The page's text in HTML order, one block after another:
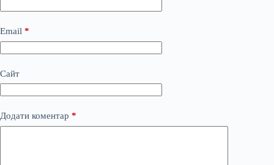
Email *
Сайт
Додати коментар *